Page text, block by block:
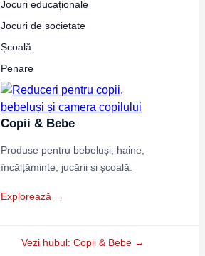
Jocuri educaționale
Jocuri de societate
Școală
Penare
Copii & Bebe
Produse pentru bebeluși, haine,
încălțăminte, jucării și școală.
Explorează →
Vezi hubul: Copii & Bebe →